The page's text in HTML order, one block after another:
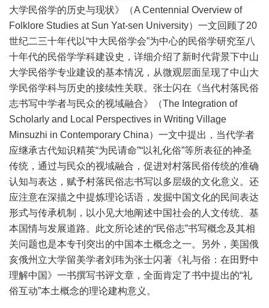
大学民俗学的历史与现状》（A Centennial Overview of
Folklore Studies at Sun Yat-sen University）一文回顾了20
世纪二三十年代以“中大民俗学会”为中心的民俗学研究至八
十年代的民俗学学科建设史，详细介绍了新时代背景下中山
大学民俗学专业建设的基本情况，从微观层面呈现了中山大
学民俗学科与历史的接续性关联。张士闪在《当代村落民俗
志书写中学者与民众的视域融合》（The Integration of
Scholarly and Local Perspectives in Writing Village
Minsuzhi in Contemporary China）一文中提出，当代学者
应继承古代知识精英“为民请命”“以礼化俗”等所表征的神圣
传统，通过与民众的视域融合，促进对村落民俗传统的准确
认知与表达，赋予村落民俗志书写以多层级的文化意义。还
应注意在深描之中提炼理论话语，发掘中国文化的民间表达
形式与传承机制，以小见大地阐述中国社会的人文传统、基
本国情与发展道路。此文所论述的“民俗志”书写概念及其相
关问题也是本专刊突出的中国本土概念之一。另外，美国俄
亥俄州立大学留美学者刘玮为张士闪著《礼与俗：在田野中
理解中国》一书撰写书评文章，全面肯定了书中提出的“礼
俗互动”本土概念的理论建构意义。